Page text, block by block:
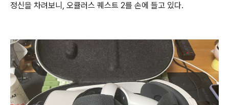
정신을 차려보니, 오큘러스 퀘스트 2를 손에 들고 있다.